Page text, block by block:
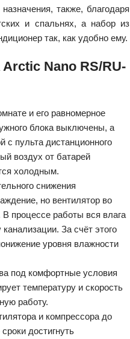
также, благодаря
и спальнях, а набор из
так, как удобно ему.
Arctic Nano RS/RU-
и его равномерное
блока выключены, а
с пульта дистанционного
воздух от батарей
холодным.
снижения
но вентилятор во
процессе работы вся влага
За счёт этого
уровня влажности
под комфортные условия
температуру и скорость
работу.
и компрессора до
достигнуть